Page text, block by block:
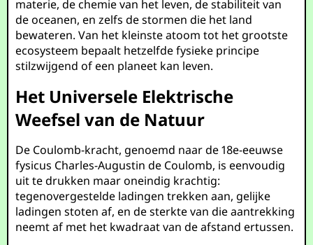
materie, de chemie van het leven, de stabiliteit van
de oceanen, en zelfs de stormen die het land
bewateren. Van het kleinste atoom tot het grootste
ecosysteem bepaalt hetzelfde fysieke principe
stilzwijgend of een planeet kan leven.
Het Universele Elektrische
Weefsel van de Natuur
De Coulomb-kracht, genoemd naar de 18e-eeuwse
fysicus Charles-Augustin de Coulomb, is eenvoudig
uit te drukken maar oneindig krachtig:
tegenovergestelde ladingen trekken aan, gelijke
ladingen stoten af, en de sterkte van die aantrekking
neemt af met het kwadraat van de afstand ertussen.